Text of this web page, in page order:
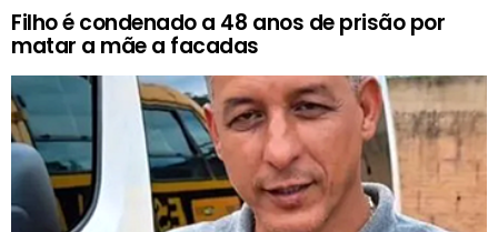
Filho é condenado a 48 anos de prisão por
matar a mãe a facadas